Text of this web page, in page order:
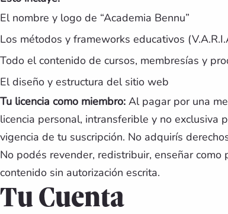
El nombre y logo de “Academia Bennu”
Los métodos y frameworks educativos
Todo el contenido de cursos, membresías y
El diseño y estructura del sitio web
Tu licencia como miembro: Al pagar por una
licencia personal, intransferible y no exclusiva
vigencia de tu suscripción. No adquirís
No podés revender, redistribuir, enseñar
contenido sin autorización escrita.
Tu Cuenta